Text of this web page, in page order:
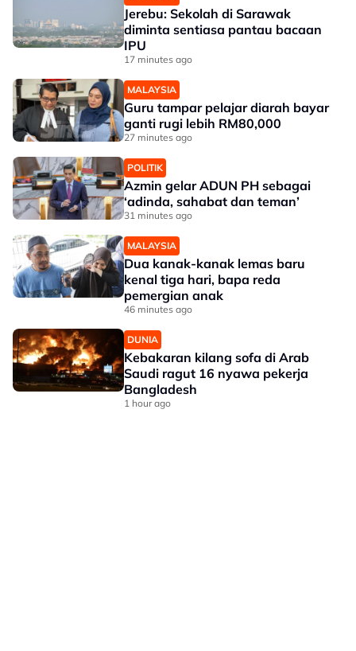
Jerebu: Sekolah di Sarawak
diminta sentiasa pantau bacaan
IPU
17 minutes ago
MALAYSIA
Guru tampar pelajar diarah bayar
ganti rugi lebih RM80,000
27 minutes ago
POLITIK
Azmin gelar ADUN PH sebagai
‘adinda, sahabat dan teman’
31 minutes ago
MALAYSIA
Dua kanak-kanak lemas baru
kenal tiga hari, bapa reda
pemergian anak
46 minutes ago
DUNIA
Kebakaran kilang sofa di Arab
Saudi ragut 16 nyawa pekerja
Bangladesh
1 hour ago